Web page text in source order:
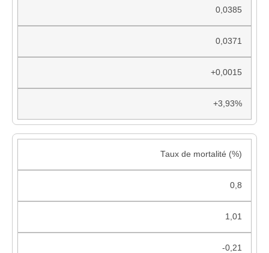
0,0385
0,0371
+0,0015
+3,93%
Taux de mortalité (%)
0,8
1,01
-0,21